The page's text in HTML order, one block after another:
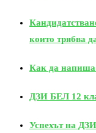
които трябва
Как да напиша
ДЗИ БЕЛ 12
Успехът на